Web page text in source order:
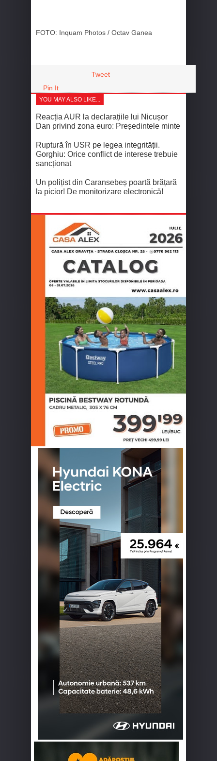
FOTO: Inquam Photos / Octav Ganea
Tweet
Pin It
YOU MAY ALSO LIKE...
Reacția AUR la declarațiile lui Nicușor
Dan privind zona euro: Președintele minte
Ruptură în USR pe legea integrității.
Gorghiu: Orice conflict de interese trebuie
sancționat
Un polițist din Caransebeș poartă brățară
la picior! De monitorizare electronică!